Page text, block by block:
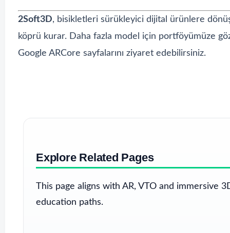
2Soft3D, bisikletleri sürükleyici dijital ürünlere
köprü kurar. Daha fazla model için portföyümüze
Google ARCore sayfalarını ziyaret edebilirsiniz.
Explore Related Pages
This page aligns with AR, VTO and immersive
education paths.